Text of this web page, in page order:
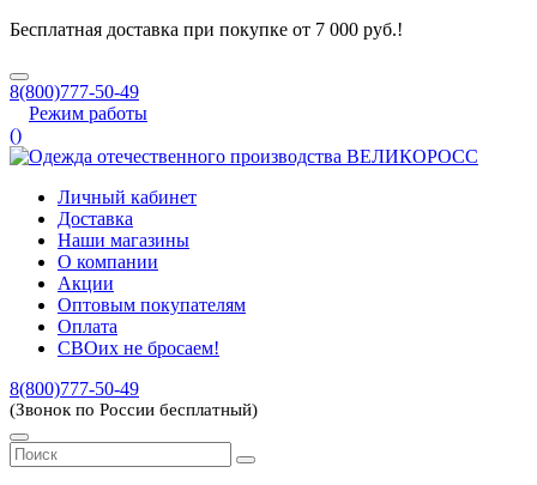
Бесплатная доставка при покупке от 7 000 руб.!
8(800)777-50-49
Режим работы
()
Личный кабинет
Доставка
Наши магазины
О компании
Акции
Оптовым покупателям
Оплата
СВОих не бросаем!
8(800)777-50-49
(Звонок по России бесплатный)